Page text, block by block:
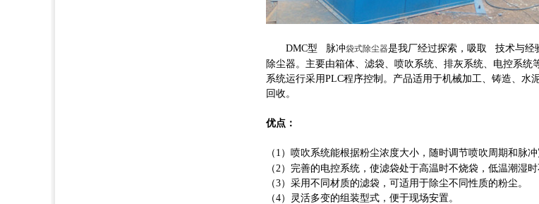
DMC型 脉冲袋式除尘器是我厂经过探索，吸取 技术与经
除尘器。主要由箱体、滤袋、喷吹系统、排灰系统、电控系
系统运行采用PLC程序控制。产品适用于机械加工、铸造、
回收。
优点：
（ 1）喷吹系统能根据粉尘浓度大小，随时调节喷吹周期和脉
（2）完善的电控系统，使滤袋处于高温时不烧袋，低温潮湿时
（3）采用不同材质的滤袋，可适用于除尘不同性质的粉尘。
（4）灵活多变的组装型式，便于现场安置。